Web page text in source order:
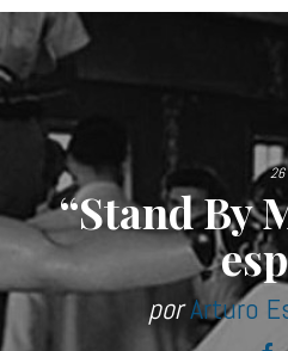
26
“Stand By
porArturo